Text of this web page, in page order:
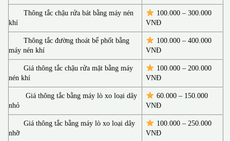
Thông tắc chậu rửa bát bằng máy nén
khí
100.000 – 300.000
VNĐ
Thông tắc đường thoát bể phốt bằng
máy nén khí
100.000 – 400.000
VNĐ
Giá thông tắc chậu rửa mặt bằng máy
nén khí
100.000 – 200.000
VNĐ
Giá thông tắc bằng máy lò xo loại dây
nhỏ
60.000 – 150.000
VNĐ
Giá thông tắc bằng máy lò xo loại dây
nhỡ
100.000 – 250.000
VNĐ